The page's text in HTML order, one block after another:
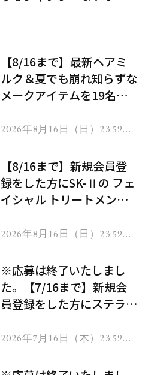
【8/16まで】最新ヘアミ
ルク＆夏でも崩れ知らずな
メークアイテムを19名様
2026年8月16日（日）23:59ま
【8/16まで】新規会員登
録をした方にSK-Ⅱの フェ
イシャル トリートメント
2026年8月16日（日）23:59ま
※応募は終了いたしまし
た。【7/16まで】新規会
員登録をした方にステラボ
ヘアドライヤー ジュエル
2026年7月16日（木）23:59ま